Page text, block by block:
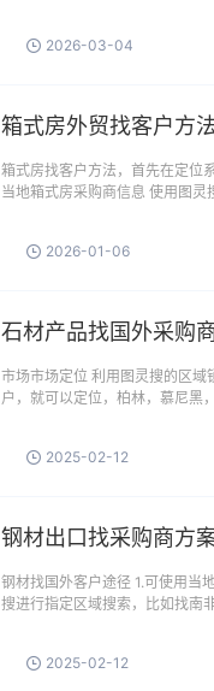
2026-03-04
箱式房外贸找客户方
箱式房找客户方法，首先在定位
当地箱式房采购商信息 使用图灵
2026-01-06
石材产品找国外采购
市场市场定位 利用图灵搜的区
户，就可以定位，柏林，慕尼黑
2025-02-12
钢材出口找采购商方
钢材找国外客户途径 1.可使用当
搜进行指定区域搜索，比如找南
2025-02-12